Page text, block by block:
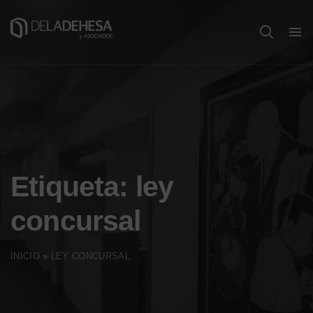
Etiqueta: ley
concursal
INICIO » LEY CONCURSAL